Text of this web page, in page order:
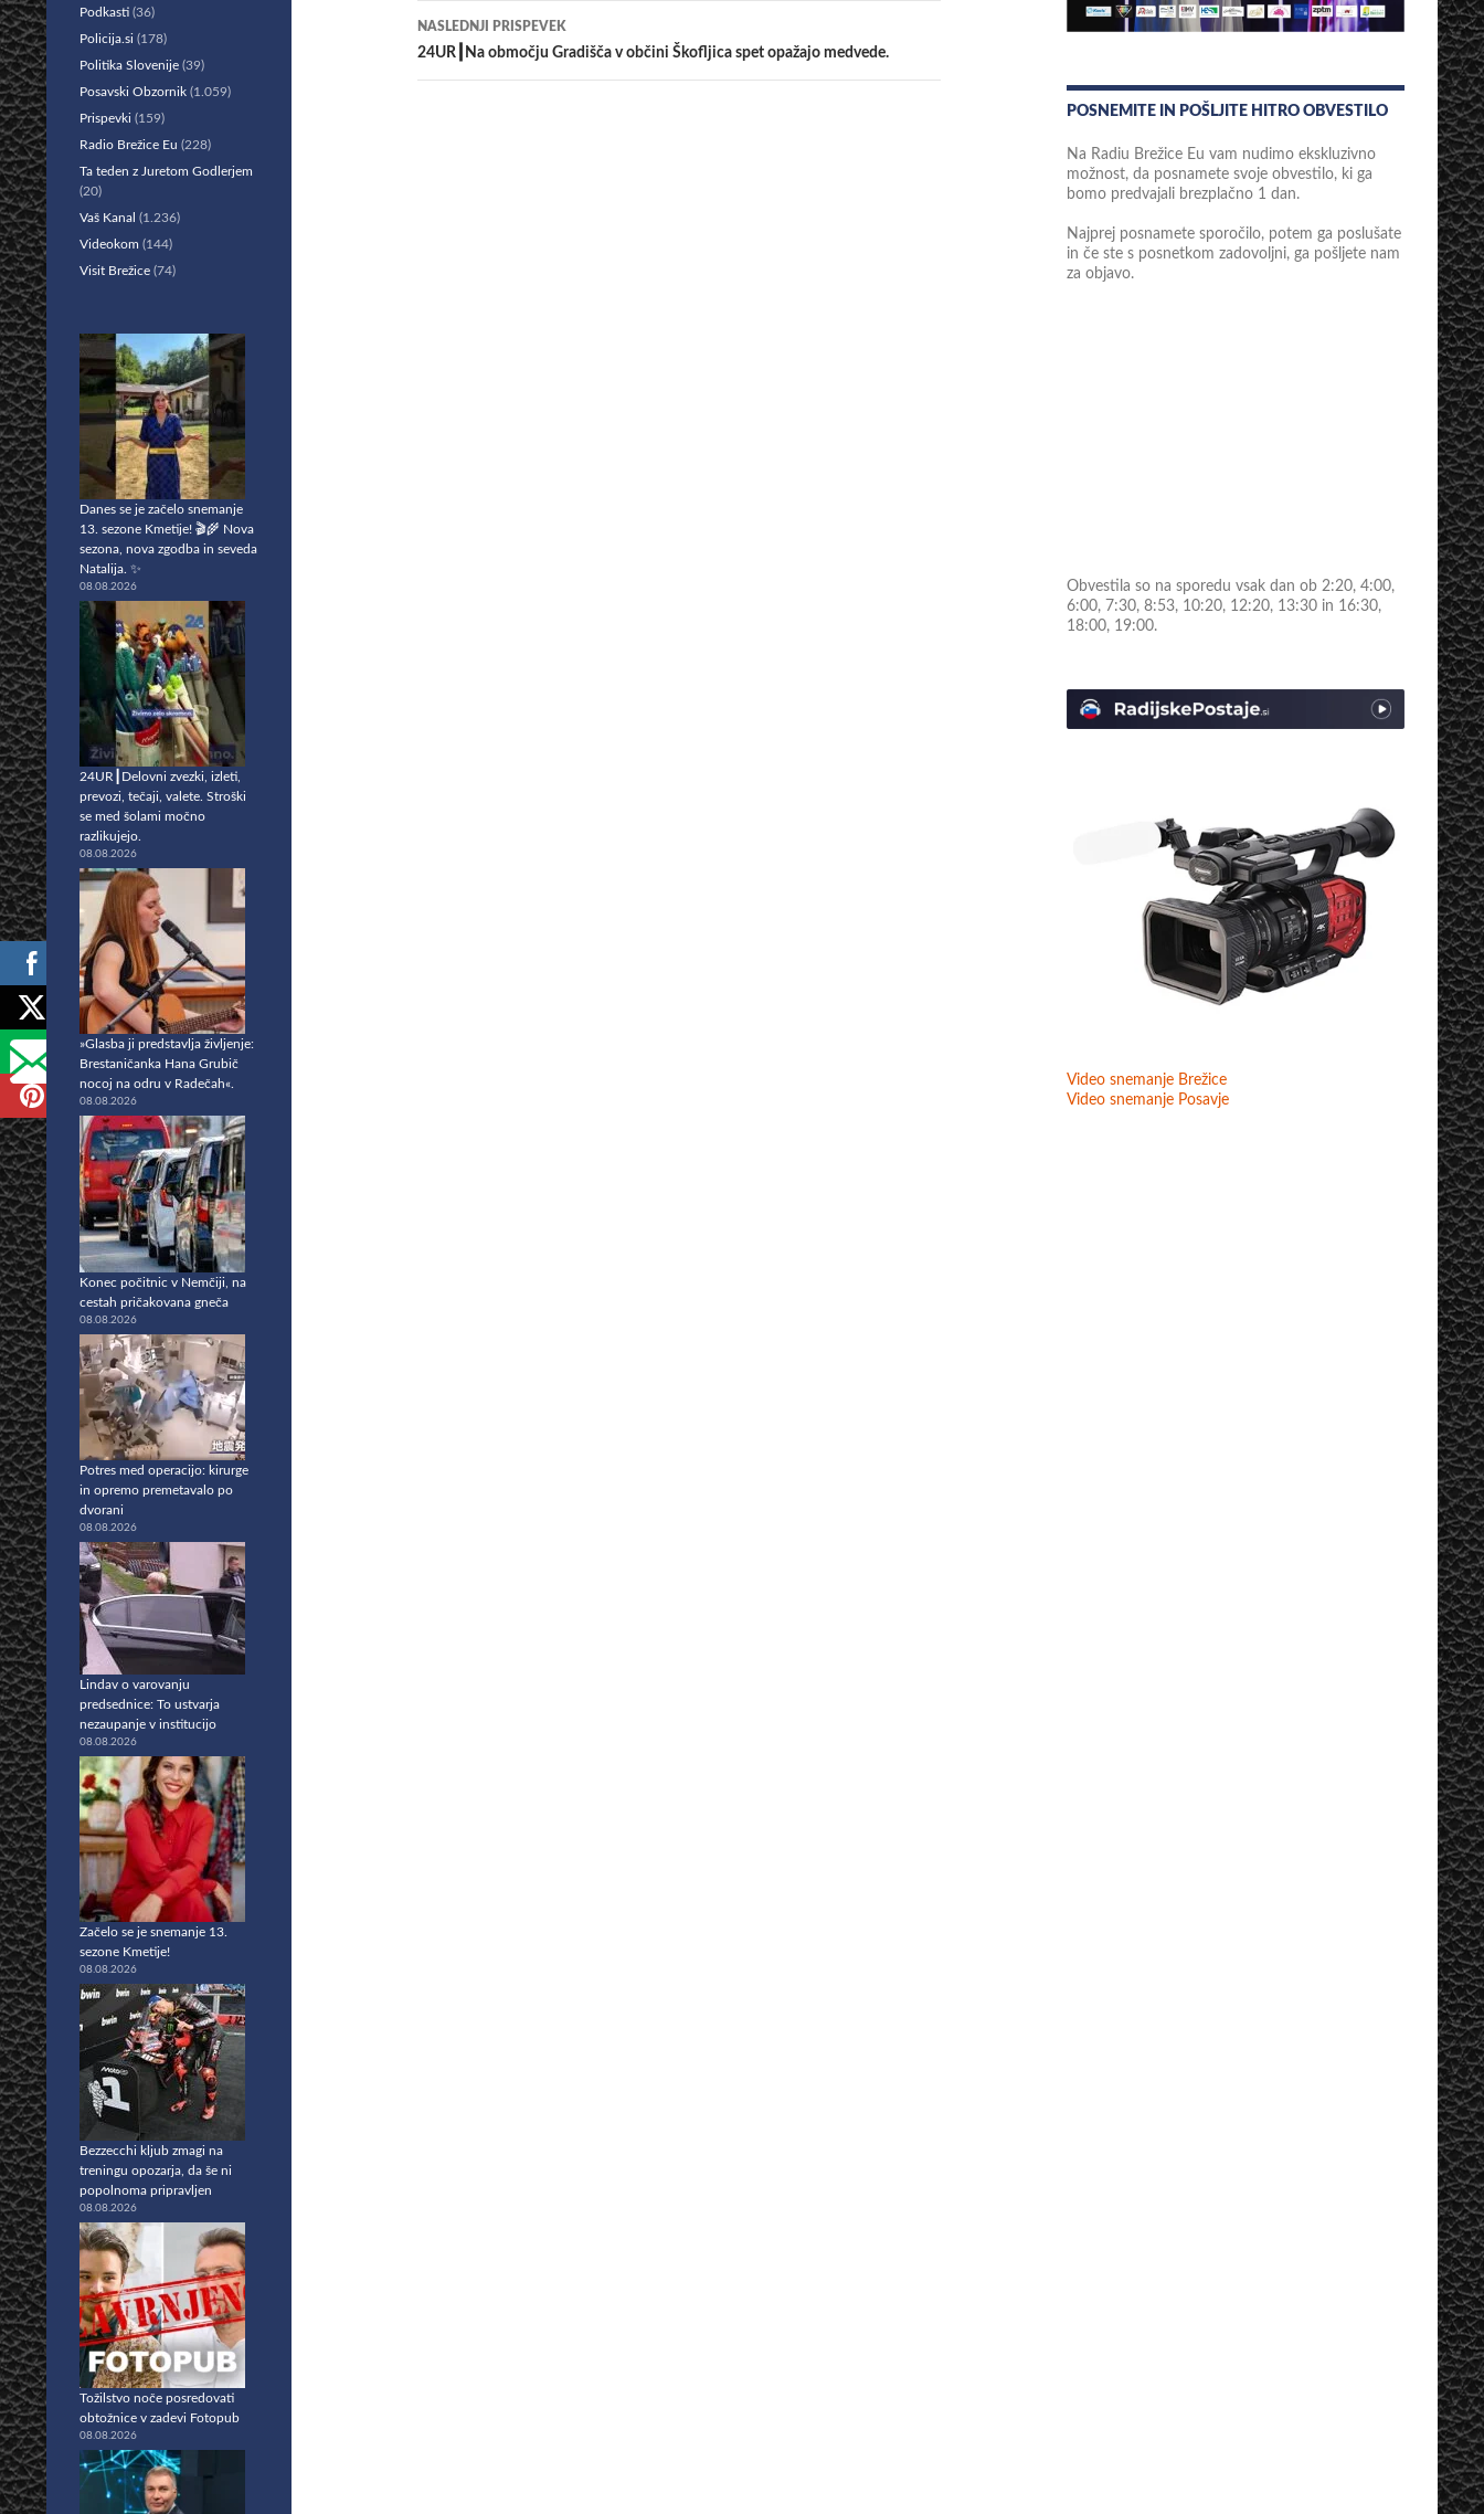
prispevkih
NASLEDNJI PRISPEVEK
24UR┃Na območju Gradišča v občini Škofljica spet opažajo medvede.
POSNEMITE IN POŠLJITE HITRO OBVESTILO
Na Radiu Brežice Eu vam nudimo ekskluzivno
možnost, da posnamete svoje obvestilo, ki ga
bomo predvajali brezplačno 1 dan.
Najprej posnamete sporočilo, potem ga poslušate
in če ste s posnetkom zadovoljni, ga pošljete nam
za objavo.
Obvestila so na sporedu vsak dan ob 2:20, 4:00,
6:00, 7:30, 8:53, 10:20, 12:20, 13:30 in 16:30,
18:00, 19:00.
Video snemanje Brežice
Video snemanje Posavje
Podkasti (36)
Policija.si (178)
Politika Slovenije (39)
Posavski Obzornik (1.059)
Prispevki (159)
Radio Brežice Eu (228)
Ta teden z Juretom Godlerjem
(20)
Vaš Kanal (1.236)
Videokom (144)
Visit Brežice (74)
Danes se je začelo snemanje
13. sezone Kmetije! 🎬🌾 Nova
sezona, nova zgodba in seveda
Natalija. ✨
08.08.2026
24UR┃Delovni zvezki, izleti,
prevozi, tečaji, valete. Stroški
se med šolami močno
razlikujejo.
08.08.2026
»Glasba ji predstavlja življenje:
Brestaničanka Hana Grubič
nocoj na odru v Radečah«.
08.08.2026
Konec počitnic v Nemčiji, na
cestah pričakovana gneča
08.08.2026
Potres med operacijo: kirurge
in opremo premetavalo po
dvorani
08.08.2026
Lindav o varovanju
predsednice: To ustvarja
nezaupanje v institucijo
08.08.2026
Začelo se je snemanje 13.
sezone Kmetije!
08.08.2026
Bezzecchi kljub zmagi na
treningu opozarja, da še ni
popolnoma pripravljen
08.08.2026
Tožilstvo noče posredovati
obtožnice v zadevi Fotopub
08.08.2026